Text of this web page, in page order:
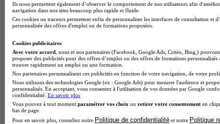
ECV Creative School & Community - Aix-en-Provence
Bachelor - Architecture d'intérieur
5.0
3 avis
Aix-en-Provence 13080
Le Bachelor Architecture d’intérieur vise à enseigner les
fondamentaux nécessaires à la conception d’espaces intérieurs
et à la scénographie. Les enseignements en espace se b…
Ils nous permettent également d’observer le comportement de nos utilisateurs afin
navigation dans nos sites beaucoup plus rapide et fluide.
Ces cookies ou traceurs permettent enfin de personnaliser les interfaces de consultation et
personnalisée des offres d'emploi ou de formations proposées.
Cookies publicitaires
Avec votre accord , nous et nos partenaires (Facebook, Google Ads, Critéo, Bing,)
proposer des publicités pour des offres d’emploi ou des offres de formations
trouver rapidement un emploi ou une formation.
Nos partenaires personnalisent ces publicités en fonction de votre navigation, de votre
Nous utilisons des technologies Google (ex : Google Ads) pour mesurer l'audience et
personnalisés. En acceptant, vous consentez à l'utilisation de vos données par Google
confidentialité. En savoir plus
Vous pouvez à tout moment paramétrer vos choix ou retirer votre consentement en
bas de page.
Pour en savoir plus, consultez notre Politique de confidentialité et notre Politique